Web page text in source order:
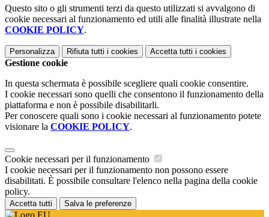
Questo sito o gli strumenti terzi da questo utilizzati si avvalgono di
cookie necessari al funzionamento ed utili alle finalità illustrate nella
COOKIE POLICY.
Personalizza Rifiuta tutti i cookies Accetta tutti i cookies
Gestione cookie
In questa schermata è possibile scegliere quali cookie consentire.
I cookie necessari sono quelli che consentono il funzionamento della
piattaforma e non è possibile disabilitarli.
Per conoscere quali sono i cookie necessari al funzionamento potete
visionare la COOKIE POLICY.
Cookie necessari per il funzionamento
I cookie necessari per il funzionamento non possono essere
disabilitati. È possibile consultare l'elenco nella pagina della cookie
policy.
Accetta tutti Salva le preferenze